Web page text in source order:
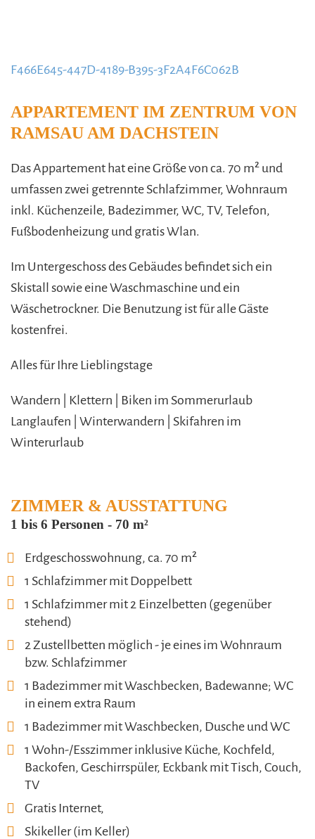
F466E645-447D-4189-B395-3F2A4F6C062B
content/uploads/2020/09/F466E645-447D-4189-B395-
3F2A4F6C062B-885x580.jpeg
APPARTEMENT IM ZENTRUM VON
RAMSAU AM DACHSTEIN
Das Appartement hat eine Größe von ca. 70 m² und
umfassen zwei getrennte Schlafzimmer, Wohnraum
inkl. Küchenzeile, Badezimmer, WC, TV, Telefon,
Fußbodenheizung und gratis Wlan.
Im Untergeschoss des Gebäudes befindet sich ein
Skistall sowie eine Waschmaschine und ein
Wäschetrockner. Die Benutzung ist für alle Gäste
kostenfrei.
Alles für Ihre Lieblingstage
Wandern | Klettern | Biken im Sommerurlaub
Langlaufen | Winterwandern | Skifahren im
Winterurlaub
ZIMMER & AUSSTATTUNG
1 bis 6 Personen - 70 m²
Erdgeschosswohnung, ca. 70 m²
1 Schlafzimmer mit Doppelbett
1 Schlafzimmer mit 2 Einzelbetten (gegenüber
stehend)
2 Zustellbetten möglich - je eines im Wohnraum
bzw. Schlafzimmer
1 Badezimmer mit Waschbecken, Badewanne; WC
in einem extra Raum
1 Badezimmer mit Waschbecken, Dusche und WC
1 Wohn-/Esszimmer inklusive Küche, Kochfeld,
Backofen, Geschirrspüler, Eckbank mit Tisch, Couch,
TV
Gratis Internet,
Skikeller (im Keller)